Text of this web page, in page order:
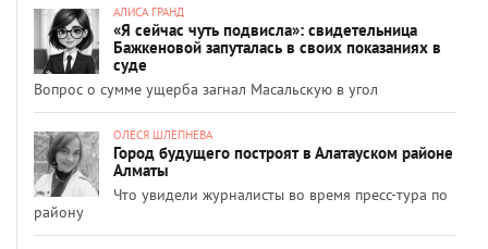
АЛИСА ГРАНД
«Я сейчас чуть подвисла»: свидетельница
Бажкеновой запуталась в своих показаниях в
суде
Вопрос о сумме ущерба загнал Масальскую в угол
ОЛЕСЯ ШЛЕПНЕВА
Город будущего построят в Алатауском районе
Алматы
Что увидели журналисты во время пресс-тура по
району